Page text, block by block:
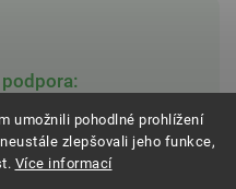
umožnili pohodlné prohlížení
zlepšovali jeho funkce,
Více informací